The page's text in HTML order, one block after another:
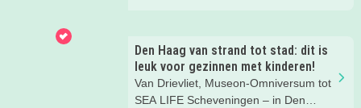
speurtocht is piepklein! Leuk dagje uit
voor het hele gezin.
Den Haag van strand tot stad: dit is
leuk voor gezinnen met kinderen!
Van Drievliet, Museon-Omniversum tot
SEA LIFE Scheveningen – in Den